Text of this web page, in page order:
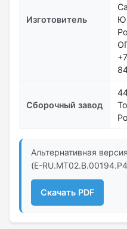
Изготовитель
Сборочный завод
Альтернативная
(E-
Скачать PDF